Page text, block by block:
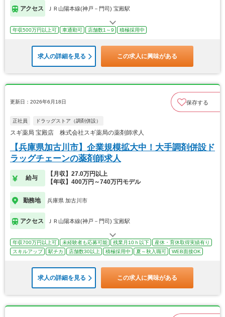
アクセス ＪＲ山陽本線(神戸－門司) 宝殿駅
年収500万円以上可 車通勤可 店舗数1～9 積極採用中
求人の詳細を見る この求人に興味がある
更新日：2026年6月18日 保存する
正社員 ドラッグストア（調剤併設）
スギ薬局 宝殿店 株式会社スギ薬局の薬剤師求人
【兵庫県加古川市】企業規模拡大中！大手調剤併設ド
ラッグチェーンの薬剤師求人
給与
【月収】27.0万円以上
【年収】400万円～740万円モデル
勤務地 兵庫県 加古川市
アクセス ＪＲ山陽本線(神戸－門司) 宝殿駅
年収700万円以上可 未経験者も応募可能 残業月10ｈ以下
産休・育休取得実績有り
スキルアップ
駅チカ 店舗数30以上 積極採用中 夏～秋入職可 WEB面接OK
求人の詳細を見る この求人に興味がある